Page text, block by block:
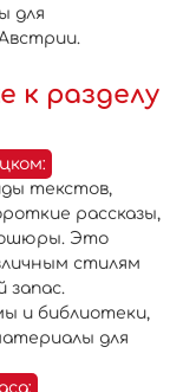
для
к разделу
текстов,
рассказы,
Это
стилям
запас.
и библиотеки,
для